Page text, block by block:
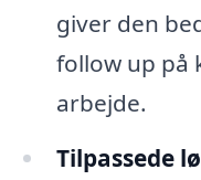
giver den
follow up på
arbejde.
Tilpassede